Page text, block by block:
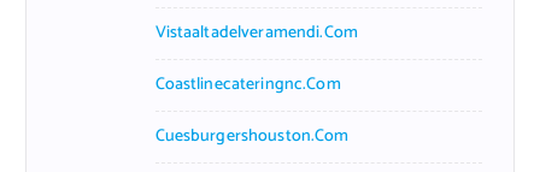
Vistaaltadelveramendi.com
Coastlinecateringnc.com
Cuesburgershouston.com